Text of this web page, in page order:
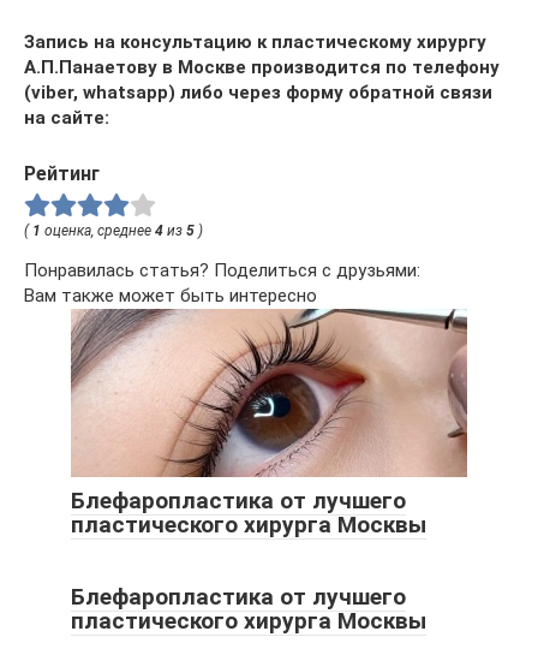
Запись на консультацию к пластическому хирургу
А.П.Панаетову в Москве производится по телефону
(viber, whatsapp) либо через форму обратной связи
на сайте:
Рейтинг
( 1 оценка, среднее 4 из 5 )
Понравилась статья? Поделиться с друзьями:
Вам также может быть интересно
Блефаропластика от лучшего
пластического хирурга Москвы
Блефаропластика от лучшего
пластического хирурга Москвы